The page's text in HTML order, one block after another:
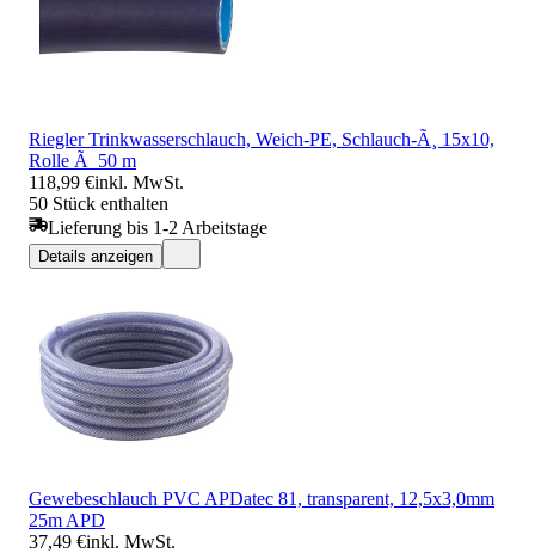
Riegler Trinkwasserschlauch, Weich-PE, Schlauch-Ã¸ 15x10,
Rolle Ã 50 m
118,99 €inkl. MwSt.
50 Stück enthalten
Lieferung bis 1-2 Arbeitstage
Details anzeigen
Gewebeschlauch PVC APDatec 81, transparent, 12,5x3,0mm
25m APD
37,49 €inkl. MwSt.